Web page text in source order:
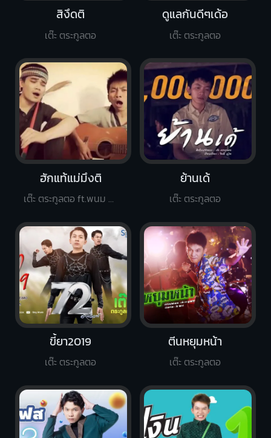
สิงึดติ
เต๊ะ ตระกูลตอ
ขี้ยา2019
เต๊ะ ตระกูลตอ
ดูแลกันดีๆเด้อ
เต๊ะ ตระกูลตอ
ฮักแท้แม่มึงติ
เต๊ะ ตระกูลตอ ft.พนม ภูไท
ย้านเด้
เต๊ะ ตระกูลตอ
ตีนหยุมหน้า
เต๊ะ ตระกูลตอ